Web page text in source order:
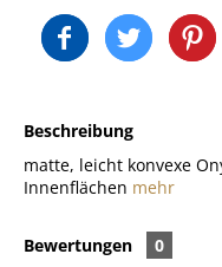
Beschreibung
matte, leicht konvexe
Innenflächen mehr
Bewertungen
0